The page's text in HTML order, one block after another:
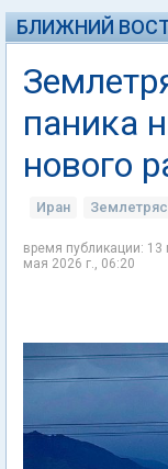
БЛИЖНИЙ
паника
нового
Иран
время публикации:
мая 2026 г., 06:20